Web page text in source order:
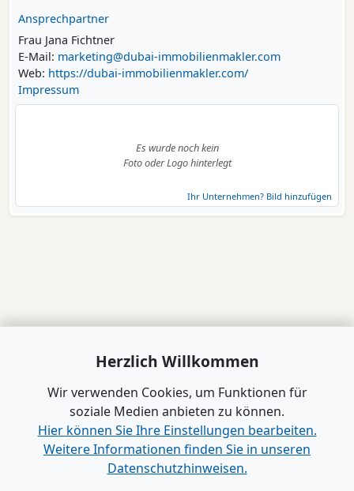
Ansprechpartner
Frau Jana Fichtner
E-Mail: marketing@dubai-immobilienmakler.com
Web: https://dubai-immobilienmakler.com/
Impressum
Es wurde noch kein
Foto oder Logo hinterlegt
Ihr Unternehmen? Bild hinzufügen
Herzlich Willkommen
Wir verwenden Cookies, um Funktionen für
soziale Medien anbieten zu können.
Hier können Sie Ihre Einstellungen bearbeiten.
Weitere Informationen finden Sie in unseren
Datenschutzhinweisen.